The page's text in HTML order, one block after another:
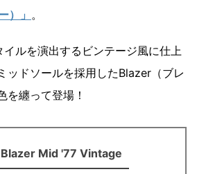
）」 。
ルを演出するビンテージ風に仕上
ッドソールを採用したBlazer（ブレ
を纏って登場！
Mid '77 Vintage